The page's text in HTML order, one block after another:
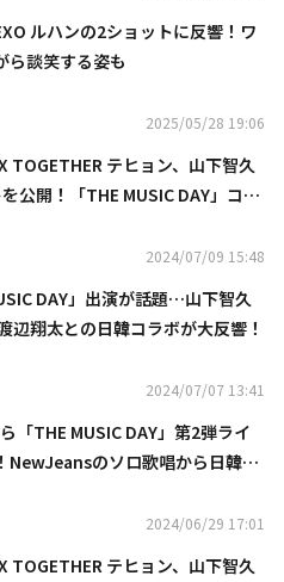
ルハンの2ショットに反響！ワ
ら談笑する姿も
2025/05/28 19:06
TOGETHER テヒョン、山下智久
公開！「THE MUSIC DAY」コラ
2024/07/09 15:48
DAY」出演が話題…山下智久
辺翔太との日韓コラボが大反響！
2024/07/07 13:41
「THE MUSIC DAY」第2弾ライ
NewJeansのソロ歌唱から日韓コ
2024/06/29 17:01
TOGETHER テヒョン、山下智久